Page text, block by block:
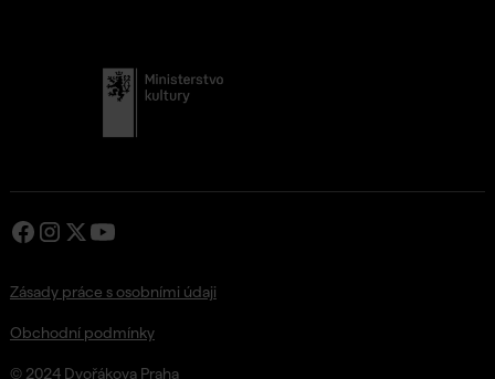
© 2024 Dvořákova Praha
Zásady práce s osobními údaji
Obchodní podmínky